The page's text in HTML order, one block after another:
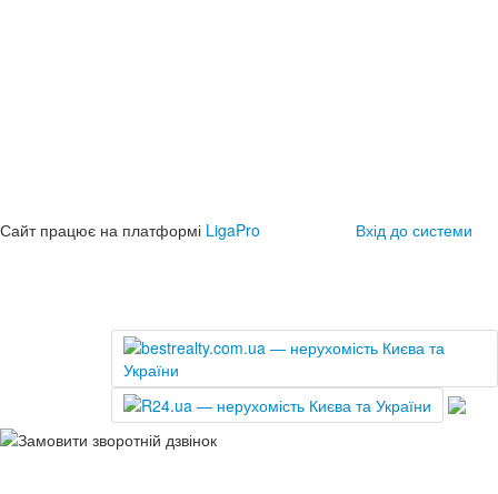
Сайт працює на платформі LigaPro Вхід до системи